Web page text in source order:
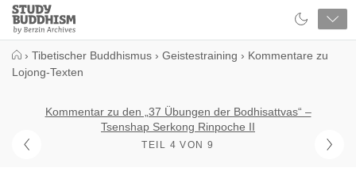
Close
Study
Buddhism
› Tibetischer Buddhismus › Geistestraining › Kommentare zu
Lojong-Texten
Kommentar zu den „37 Übungen der Bodhisattvas“ –
Tsenshap Serkong Rinpoche II
TEIL 4 VON 9